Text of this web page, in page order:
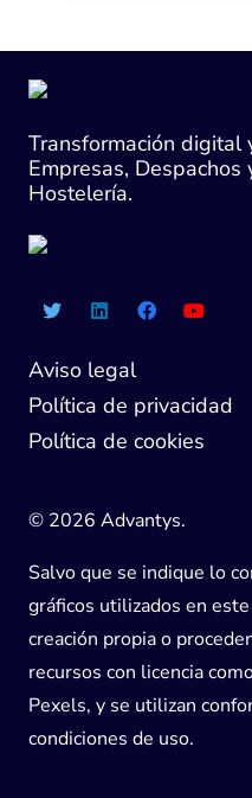
Transformación digital
Empresas,
Hostelería.
Aviso legal
Política de privacidad
Política de cookies
© 2026 Advantys.
Salvo que se indique lo
gráficos utilizados en
creación propia o
recursos con licencia
Pexels, y se utilizan
condiciones de uso.